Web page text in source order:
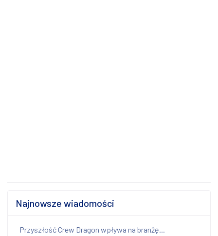
Najnowsze wiadomości
Przyszłość Crew Dragon wpływa na branżę...